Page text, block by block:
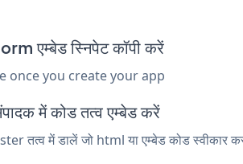
एम्बेड स्निपेट कॉपी करें
once you create your app
में कोड तत्व एम्बेड करें
तत्व में डालें जो html या एम्बेड कोड स्वीकार